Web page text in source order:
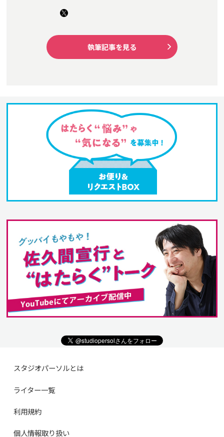
執筆記事を見る
スタジオパーソルとは
ライター一覧
利用規約
個人情報取り扱い